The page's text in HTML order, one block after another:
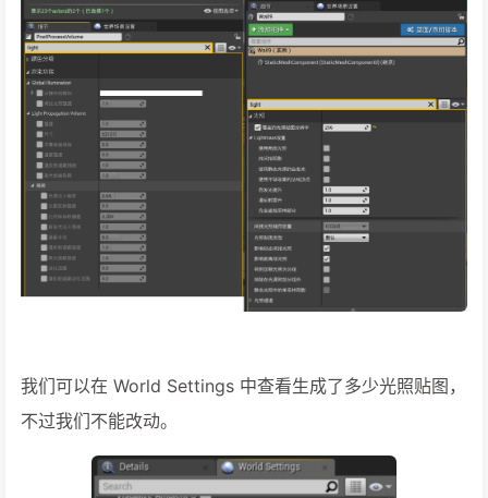
我们可以在 World Settings 中查看生成了多少光照贴图，
不过我们不能改动。